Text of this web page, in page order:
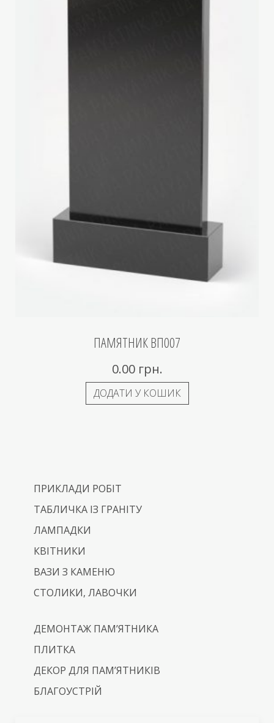
ПАМЯТНИК ВП007
0.00 грн.
ДОДАТИ У КОШИК
ПРИКЛАДИ РОБІТ
ТАБЛИЧКА ІЗ ГРАНІТУ
ЛАМПАДКИ
КВІТНИКИ
ВАЗИ З КАМЕНЮ
СТОЛИКИ, ЛАВОЧКИ
ДЕМОНТАЖ ПАМ’ЯТНИКА
ПЛИТКА
ДЕКОР ДЛЯ ПАМ’ЯТНИКІВ
БЛАГОУСТРІЙ